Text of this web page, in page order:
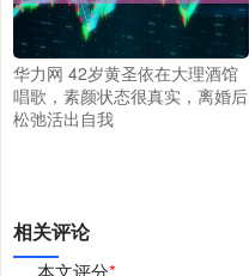
华力网 42岁黄圣依在大理酒馆
唱歌，素颜状态很真实，离婚后
松弛活出自我
相关评论
本文评分*